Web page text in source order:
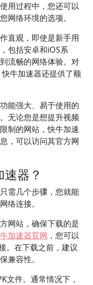
用过程中，您还可以
网络环境的选项。
直观，即使是新手用
包括安卓和iOS系
流畅的网络体验。对
牛加速器还提供了额
能强大、易于使用的
无论您是想提升视频
制的网站，快牛加速
，可以访问其官方网
器？
只需几个步骤，您就能
络连接。
网站，确保下载的是
加速器官网 ，您可以
。在下载之前，建议
兼容性。
文件。通常情况下，